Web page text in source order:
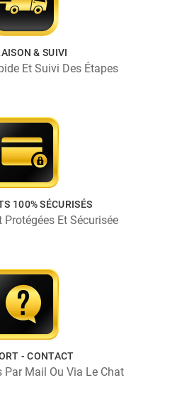
& SUIVI
Et Suivi Des Étapes
100% SÉCURISÉS
Et Sécurisée
- CONTACT
Par Mail Ou Via Le Chat